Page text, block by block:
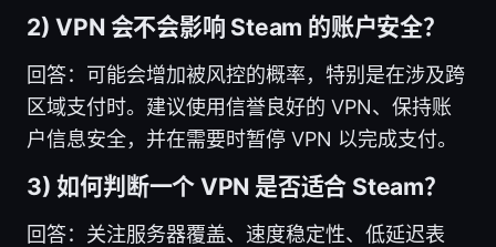
2) VPN 会不会影响 Steam 的账户安全？
回答：可能会增加被风控的概率，特别是在涉及跨
区域支付时。建议使用信誉良好的 VPN、保持账
户信息安全，并在需要时暂停 VPN 以完成支付。
3) 如何判断一个 VPN 是否适合 Steam？
回答：关注服务器覆盖、速度稳定性、低延迟表